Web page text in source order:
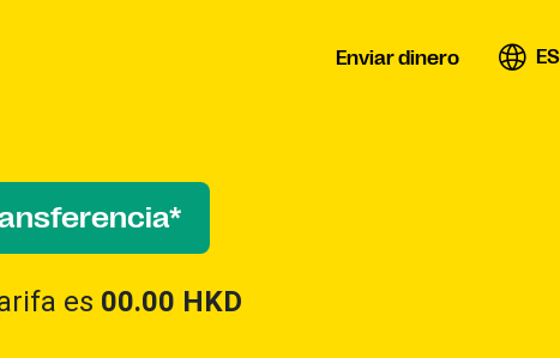
Enviar dinero ES
es 00.00 HKD